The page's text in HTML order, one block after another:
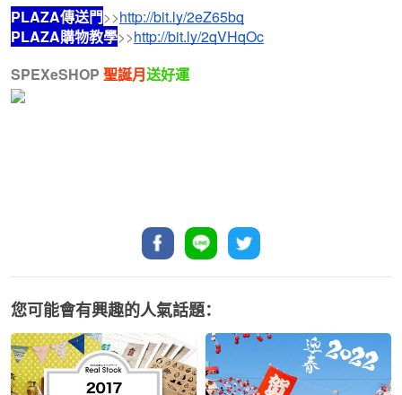
PLAZA傳送門>>http://bit.ly/2eZ65bq
PLAZA購物教學>>http://bit.ly/2qVHqOc
SPEXeSHOP 聖誕月送好運
您可能會有興趣的人氣話題：